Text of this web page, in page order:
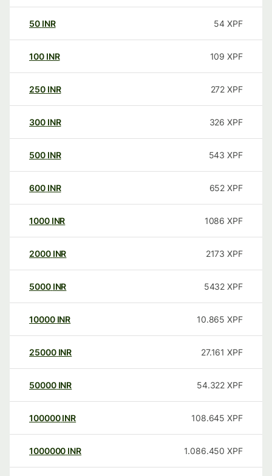
50 INR 54 XPF
100 INR 109 XPF
250 INR 272 XPF
300 INR 326 XPF
500 INR 543 XPF
600 INR 652 XPF
1000 INR 1086 XPF
2000 INR 2173 XPF
5000 INR 5432 XPF
10000 INR 10.865 XPF
25000 INR 27.161 XPF
50000 INR 54.322 XPF
100000 INR 108.645 XPF
1000000 INR 1.086.450 XPF